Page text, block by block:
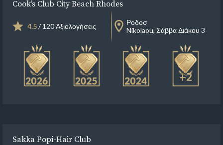
Cook’s Club City Beach Rhodes
4.5/ 120 Αξιολογήσεις
Ροδοσ
Nikolaou, Σάββα Διάκου 3
+2
Sakka Popi-Hair Club